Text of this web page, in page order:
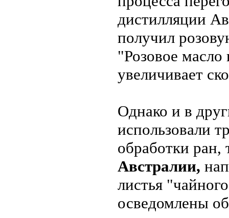
дистилляции
получил
"Розовое
увеличивает
Однако и в
использовали
обработки ран,
Австралии,
листья
осведомлены